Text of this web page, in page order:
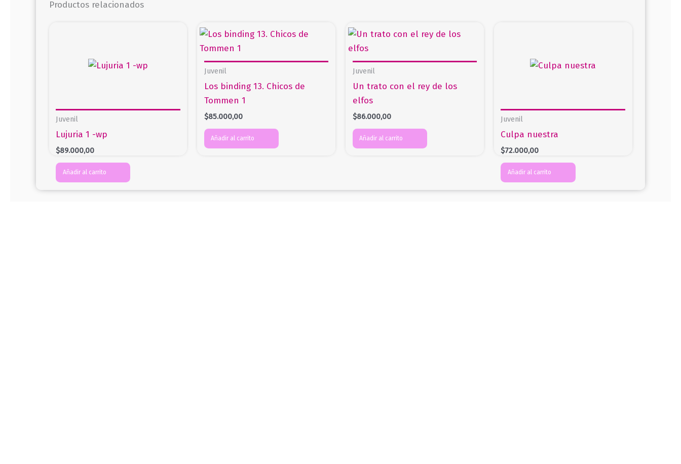
Productos relacionados
Juvenil
Lujuria 1 -wp
$89.000,00
Añadir al carrito
Juvenil
Los binding 13. Chicos de
Tommen 1
$85.000,00
Añadir al carrito
Juvenil
Un trato con el rey de los
elfos
$86.000,00
Añadir al carrito
Juvenil
Culpa nuestra
$72.000,00
Añadir al carrito